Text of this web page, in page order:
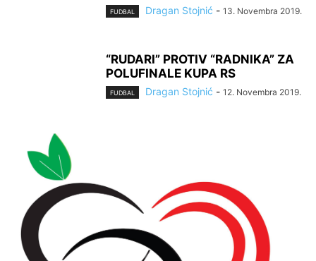
FUDBAL Dragan Stojnić - 13. Novembra 2019.
“RUDARI” PROTIV “RADNIKA” ZA
POLUFINALE KUPA RS
FUDBAL Dragan Stojnić - 12. Novembra 2019.